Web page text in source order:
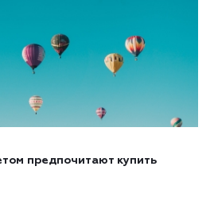
предпочитают купить